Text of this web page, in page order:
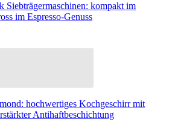
Siebträgermaschinen: kompakt im
im Espresso-Genuss
hochwertiges Kochgeschirr mit
Antihaftbeschichtung